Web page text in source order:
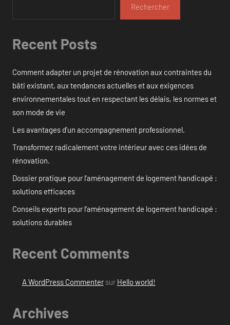
Rechercher
Recent Posts
Comment adapter un projet de rénovation aux contraintes du
bâti existant, aux tendances actuelles et aux exigences
environnementales tout en respectant les délais, les normes et
son mode de vie
Les avantages d’un accompagnement professionnel.
Transformez radicalement votre intérieur avec ces idées de
rénovation.
Dossier pratique pour l’aménagement de logement handicapé :
solutions efficaces
Conseils experts pour l’aménagement de logement handicapé :
solutions durables
Recent Comments
A WordPress Commentersur Hello world!
Archives